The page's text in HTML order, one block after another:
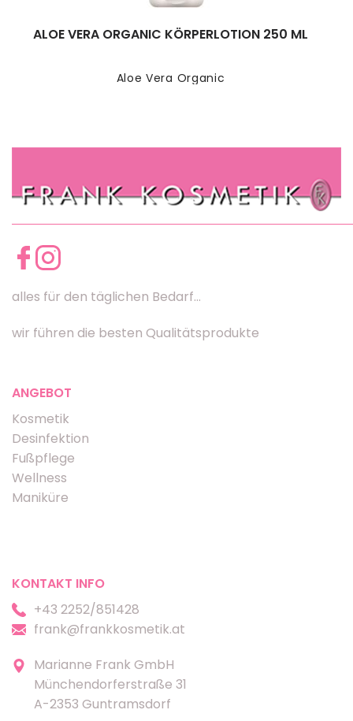
Aloe Vera Organic
ALOE VERA ORGANIC KÖRPERLOTION 250 ML
alles für den täglichen Bedarf...
wir führen die besten Qualitätsprodukte
ANGEBOT
Kosmetik
Desinfektion
Fußpflege
Wellness
Maniküre
KONTAKT INFO
+43 2252/851428
frank@frankkosmetik.at
Marianne Frank GmbH
Münchendorferstraße 31
A-2353 Guntramsdorf